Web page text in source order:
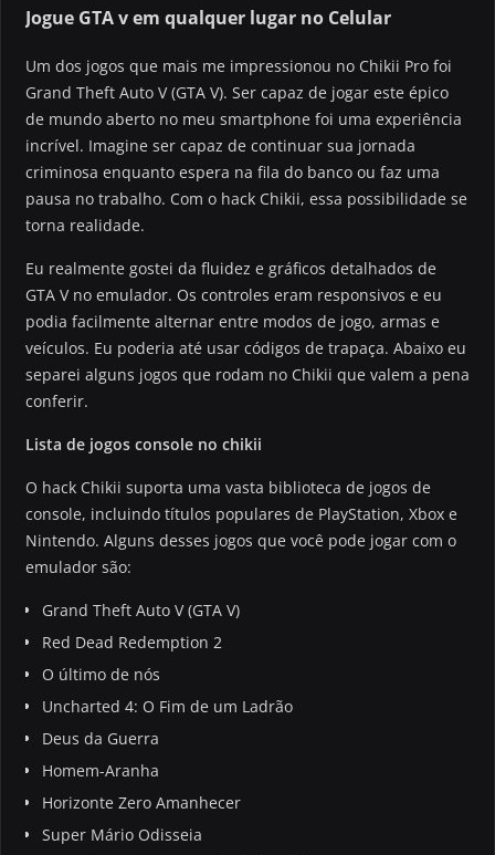
Jogue GTA v em qualquer lugar no Celular
Um dos jogos que mais me impressionou no Chikii Pro foi
Grand Theft Auto V (GTA V). Ser capaz de jogar este épico
de mundo aberto no meu smartphone foi uma experiência
incrível. Imagine ser capaz de continuar sua jornada
criminosa enquanto espera na fila do banco ou faz uma
pausa no trabalho. Com o hack Chikii, essa possibilidade se
torna realidade.
Eu realmente gostei da fluidez e gráficos detalhados de
GTA V no emulador. Os controles eram responsivos e eu
podia facilmente alternar entre modos de jogo, armas e
veículos. Eu poderia até usar códigos de trapaça. Abaixo eu
separei alguns jogos que rodam no Chikii que valem a pena
conferir.
Lista de jogos console no chikii
O hack Chikii suporta uma vasta biblioteca de jogos de
console, incluindo títulos populares de PlayStation, Xbox e
Nintendo. Alguns desses jogos que você pode jogar com o
emulador são:
Grand Theft Auto V (GTA V)
Red Dead Redemption 2
O último de nós
Uncharted 4: O Fim de um Ladrão
Deus da Guerra
Homem-Aranha
Horizonte Zero Amanhecer
Super Mário Odisseia